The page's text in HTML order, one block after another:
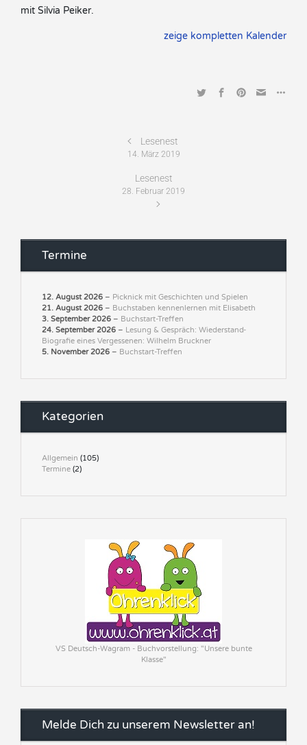
mit Silvia Peiker.
zeige kompletten Kalender
Lesenest
14. März 2019
Lesenest
28. Februar 2019
Termine
12. August 2026 – Picknick mit Geschichten und Spielen
21. August 2026 – Buchstaben kennenlernen mit Elisabeth
3. September 2026 – Buchstart-Treffen
24. September 2026 – Lesung & Gespräch: Wiederstand-
Biografie eines Vergessenen: Wilhelm Bruckner
5. November 2026 – Buchstart-Treffen
Kategorien
Allgemein (105)
Termine (2)
VS Deutsch-Wagram - Buchvorstellung: "Unsere bunte
Klasse"
Melde Dich zu unserem Newsletter an!